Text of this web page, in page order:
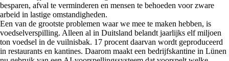
besparen, afval te verminderen en mensen te behoeden voor zware
arbeid in lastige omstandigheden.
Een van de grootste problemen waar we mee te maken hebben, is
voedselverspilling. Alleen al in Duitsland belandt jaarlijks elf miljoen
ton voedsel in de vuilnisbak. 17 procent daarvan wordt geproduceerd
in restaurants en kantines. Daarom maakt een bedrijfskantine in Lünen